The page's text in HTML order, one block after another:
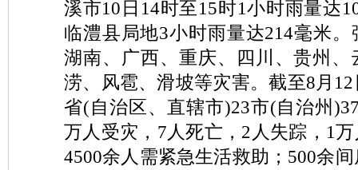
溪市10日14时至15时1小时雨量达
临澧县局地3小时雨量达214毫米
湖南、广西、重庆、四川、贵州、
涝、风雹、滑坡等灾害。截至8月
省(自治区、直辖市)23市(自治州
万人受灾，7人死亡，2人失踪，1
4500余人需紧急生活救助；500余